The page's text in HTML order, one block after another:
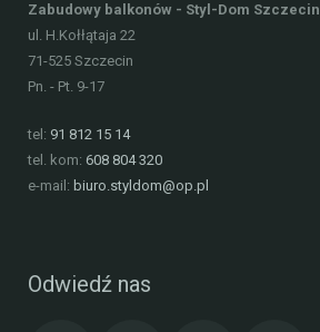
Zabudowy balkonów - Styl-Dom Szczecin
ul. H.Kołłątaja 22
71-525 Szczecin
Pn. - Pt. 9-17
tel: 91 812 15 14
tel. kom: 608 804 320
e-mail: biuro.styldom@op.pl
Odwiedź nas